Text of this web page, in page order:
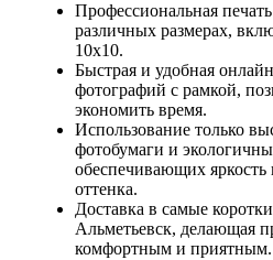
Профессиональная
различных размерах,
10х10.
Быстрая и удобная
фотографий с рамкой,
экономить время.
Использование только
фотобумаги и
обеспечивающих яркость
оттенка.
Доставка в самые
Альметьевск, делающая
комфортным и приятным.